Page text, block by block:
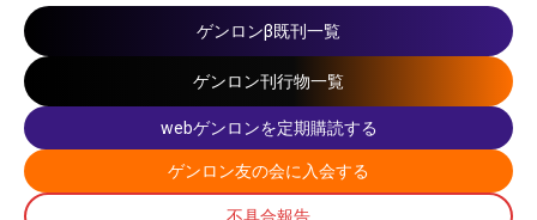
ゲンロンβ既刊一覧
ゲンロン刊行物一覧
webゲンロンを定期購読する
ゲンロン友の会に入会する
不具合報告